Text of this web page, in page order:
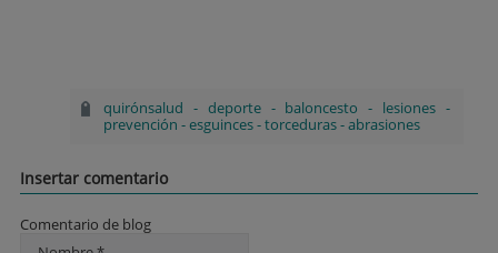
quirónsalud - deporte- baloncesto - lesiones -
prevención -esguinces-torceduras-abrasiones
Insertar comentario
Comentario de blog